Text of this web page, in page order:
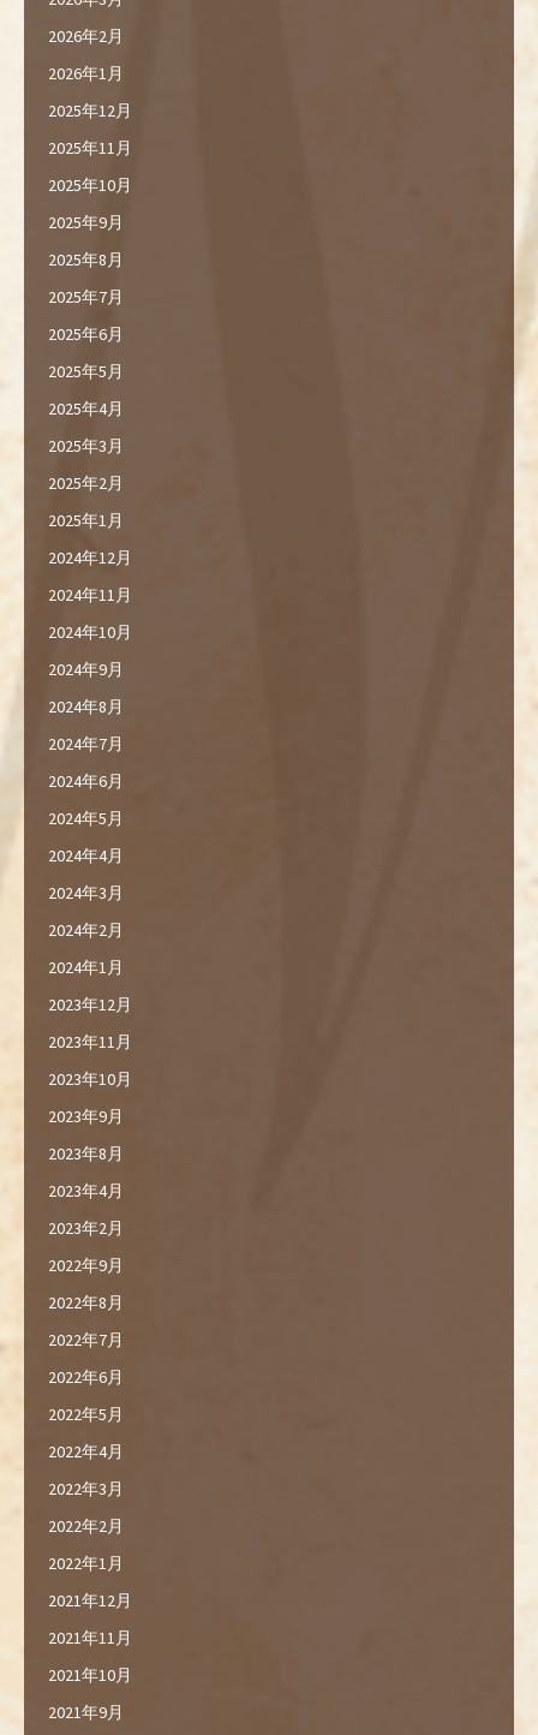
2026年2月
2026年1月
2025年12月
2025年11月
2025年10月
2025年9月
2025年8月
2025年7月
2025年6月
2025年5月
2025年4月
2025年3月
2025年2月
2025年1月
2024年12月
2024年11月
2024年10月
2024年9月
2024年8月
2024年7月
2024年6月
2024年5月
2024年4月
2024年3月
2024年2月
2024年1月
2023年12月
2023年11月
2023年10月
2023年9月
2023年8月
2023年4月
2023年2月
2022年9月
2022年8月
2022年7月
2022年6月
2022年5月
2022年4月
2022年3月
2022年2月
2022年1月
2021年12月
2021年11月
2021年10月
2021年9月